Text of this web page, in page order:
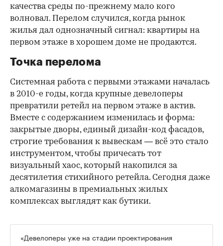
качества среды по-прежнему мало кого
волновал. Перелом случился, когда рынок
жилья дал однозначный сигнал: квартиры на
первом этаже в хорошем доме не продаются.
Точка перелома
Системная работа с первыми этажами началась
в 2010-е годы, когда крупные девелоперы
превратили ретейл на первом этаже в актив.
Вместе с содержанием изменилась и форма:
закрытые дворы, единый дизайн-код фасадов,
строгие требования к вывескам — всё это стало
инструментом, чтобы причесать тот
визуальный хаос, который накопился за
десятилетия стихийного ретейла. Сегодня даже
алкомагазины в премиальных жилых
комплексах выглядят как бутики.
«Девелоперы уже на стадии проектирования